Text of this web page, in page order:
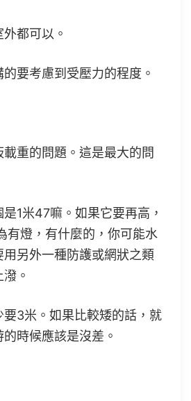
都可以。
要考慮到受壓力的程度。
重的問題。這是最大的問
1米47嘛。如果它要再高，
有燈，有什麼的，你可能水
另外一種防護或網狀之類
。
3米。如果比較矮的話，就
時候應該是沒差。